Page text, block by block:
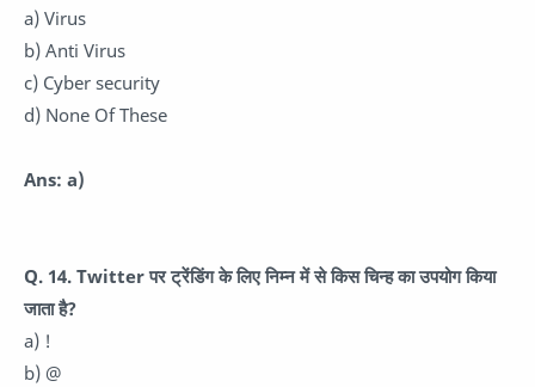
a) Virus
b) Anti Virus
c) Cyber ​​security
d) None Of These
Ans: a)
Q. 14. Twitter पर ट्रेंडिंग के लिए निम्न में से किस चिन्ह का उपयोग किया
जाता है?
a) !
b) @